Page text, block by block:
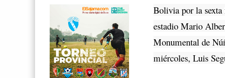
Bolivia por la sexta
estadio Mario
Monumental de
miércoles, Luis